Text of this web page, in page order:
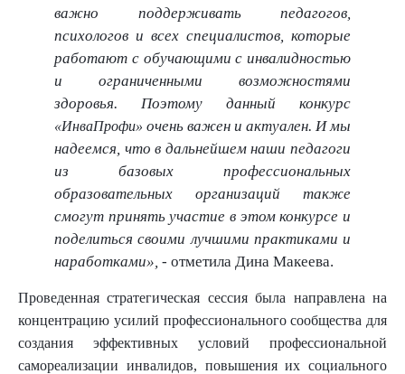
важно поддерживать педагогов,
психологов и всех специалистов, которые
работают с обучающими с инвалидностью
и ограниченными возможностями
здоровья. Поэтому данный конкурс
«ИнваПрофи» очень важен и актуален. И мы
надеемся, что в дальнейшем наши педагоги
из базовых профессиональных
образовательных организаций также
смогут принять участие в этом конкурсе и
поделиться своими лучшими практиками и
наработками», - отметила Дина Макеева.
Проведенная стратегическая сессия была направлена на
концентрацию усилий профессионального сообщества для
создания эффективных условий профессиональной
самореализации инвалидов, повышения их социального